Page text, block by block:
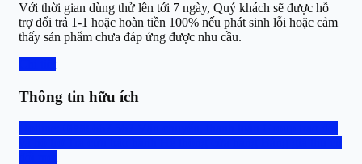
Với thời gian dùng thử lên tới 7 ngày, Quý khách sẽ được hỗ
trợ đổi trả 1-1 hoặc hoàn tiền 100% nếu phát sinh lỗi hoặc cảm
thấy sản phẩm chưa đáp ứng được nhu cầu.
Thông tin hữu ích